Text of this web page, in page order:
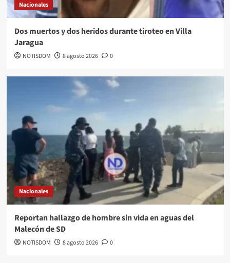
Nacionales
Dos muertos y dos heridos durante tiroteo en Villa
Jaragua
NOTISDOM 8 agosto 2026 0
Nacionales
Reportan hallazgo de hombre sin vida en aguas del
Malecón de SD
NOTISDOM 8 agosto 2026 0